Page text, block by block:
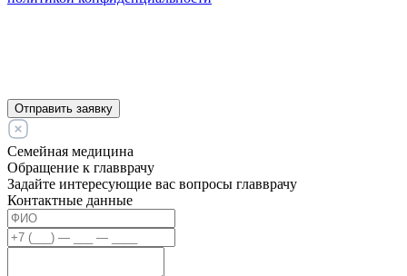
Отправить заявку
Семейная медицина
Обращение к главврачу
Задайте интересующие вас вопросы главврачу
Контактные данные